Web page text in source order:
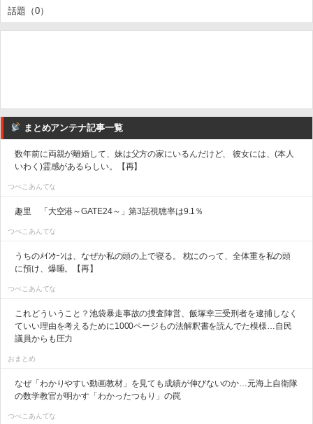
話題（0）
まとめアンテナ記事一覧
数年前に両親が離婚して、妹は父方の家にいるんだけど、 彼女には、(本人
いわく)霊感があるらしい。【再】
つべこあんてな
趣里 「大空港～GATE24～」第3話視聴率は9.1％
つべこあんてな
うちのﾒｲﾝｸｰﾝは、なぜか私の頭の上で寝る。 枕にのって、全体重を私の頭
に預け、爆睡。【再】
つべこあんてな
これどういうこと？池袋暴走事故の捜査陣営、飯塚幸三受刑者を逮捕しなく
ていい理由を考えるために1000ページもの法解釈書を読んでた模様…自民
議員からも圧力
おまとめ
なぜ「わかりやすい動画教材」を見ても成績が伸びないのか…元海上自衛隊
の数学教官が明かす「わかったつもり」の罠
つべこあんてな